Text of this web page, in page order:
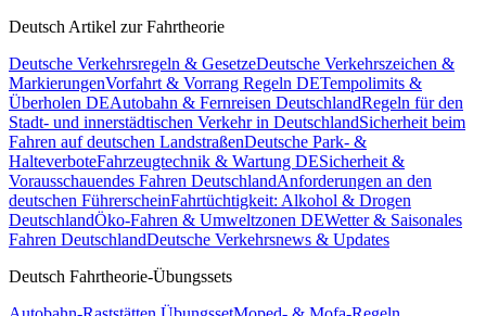
Deutsch Artikel zur Fahrtheorie
Deutsche Verkehrsregeln & GesetzeDeutsche Verkehrszeichen &
MarkierungenVorfahrt & Vorrang Regeln DETempolimits &
Überholen DEAutobahn & Fernreisen DeutschlandRegeln für den
Stadt- und innerstädtischen Verkehr in DeutschlandSicherheit beim
Fahren auf deutschen LandstraßenDeutsche Park- &
HalteverboteFahrzeugtechnik & Wartung DESicherheit &
Vorausschauendes Fahren DeutschlandAnforderungen an den
deutschen FührerscheinFahrtüchtigkeit: Alkohol & Drogen
DeutschlandÖko-Fahren & Umweltzonen DEWetter & Saisonales
Fahren DeutschlandDeutsche Verkehrsnews & Updates
Deutsch Fahrtheorie-Übungssets